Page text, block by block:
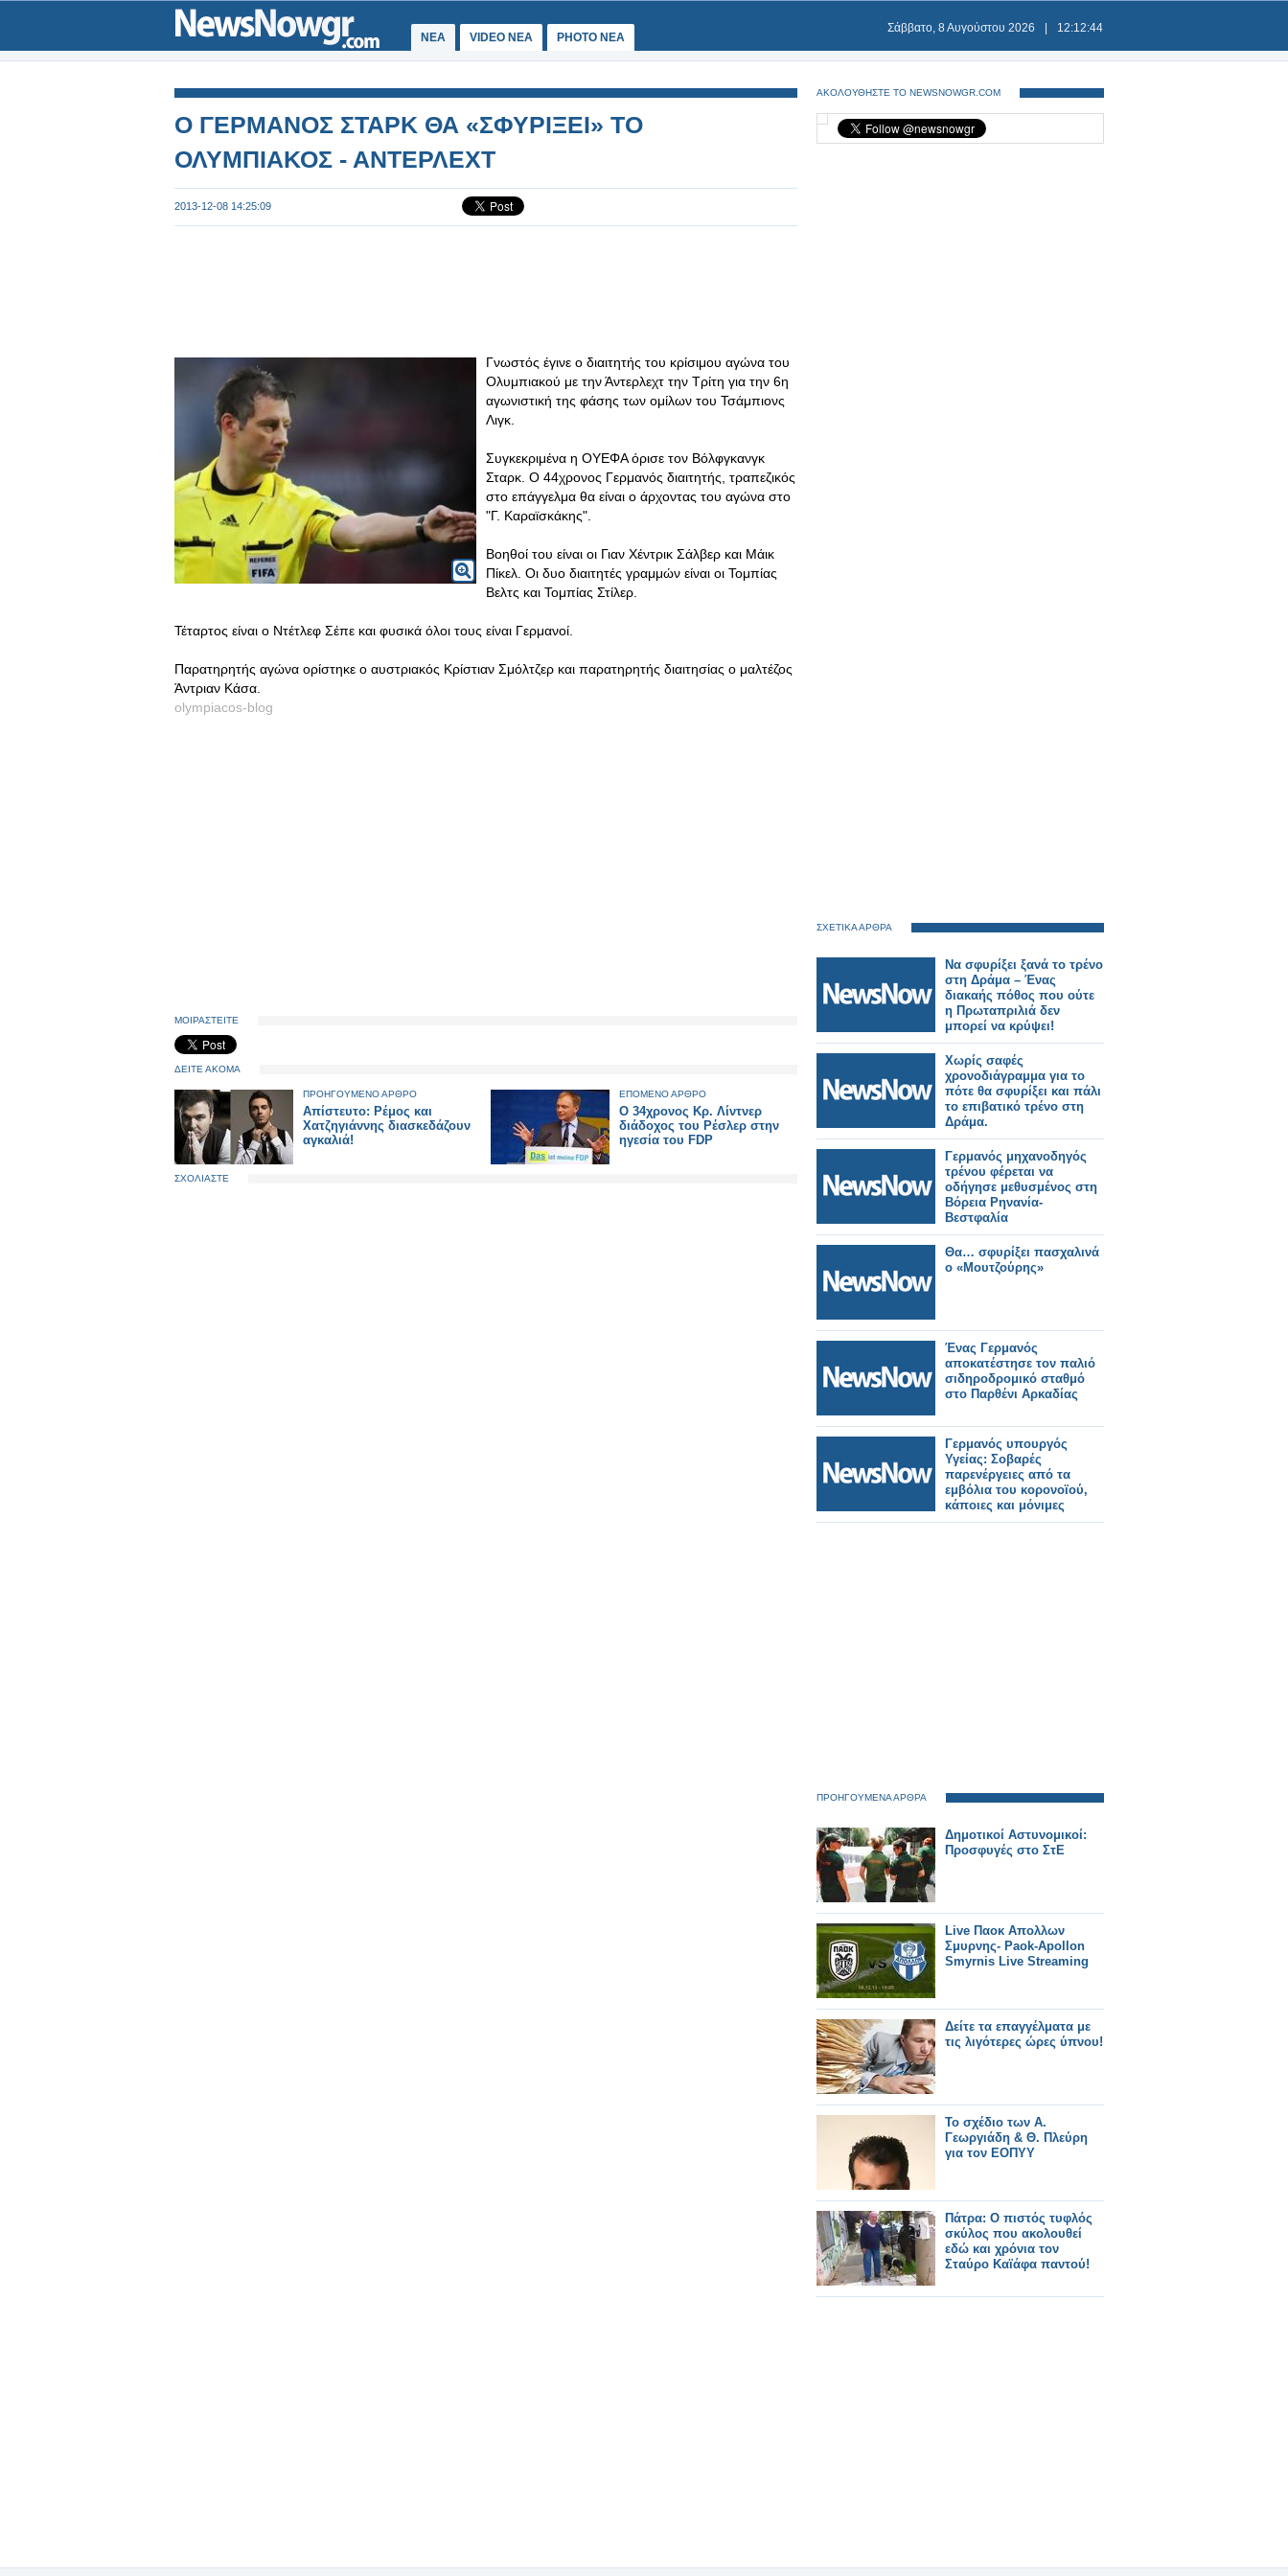
ΝΕΑ VIDEO NEA PHOTO NEA
Σάββατο, 8 Αυγούστου 2026 12:12:44
Ο ΓΕΡΜΑΝΟΣ ΣΤΑΡΚ ΘΑ «ΣΦΥΡΙΞΕΙ» ΤΟ
ΟΛΥΜΠΙΑΚΟΣ - ΑΝΤΕΡΛΕΧΤ
2013-12-08 14:25:09
Γνωστός έγινε ο διαιτητής του κρίσιμου αγώνα του
Ολυμπιακού με την Άντερλεχτ την Τρίτη για την 6η
αγωνιστική της φάσης των ομίλων του Τσάμπιονς
Λιγκ.
Συγκεκριμένα η ΟΥΕΦΑ όρισε τον Βόλφγκανγκ
Σταρκ. Ο 44χρονος Γερμανός διαιτητής, τραπεζικός
στο επάγγελμα θα είναι ο άρχοντας του αγώνα στο
"Γ. Καραϊσκάκης".
Βοηθοί του είναι οι Γιαν Χέντρικ Σάλβερ και Μάικ
Πίκελ. Οι δυο διαιτητές γραμμών είναι οι Τομπίας
Βελτς και Τομπίας Στίλερ.
Τέταρτος είναι ο Ντέτλεφ Σέπε και φυσικά όλοι τους είναι Γερμανοί.
Παρατηρητής αγώνα ορίστηκε ο αυστριακός Κρίστιαν Σμόλτζερ και παρατηρητής διαιτησίας ο μαλτέζος
Άντριαν Κάσα.
olympiacos-blog
ΜΟΙΡΑΣΤΕΙΤΕ
ΔΕΙΤΕ ΑΚΟΜΑ
ΠΡΟΗΓΟΥΜΕΝΟ ΑΡΘΡΟ
Απίστευτο: Ρέμος και
Χατζηγιάννης διασκεδάζουν
αγκαλιά!
ΕΠΟΜΕΝΟ ΑΡΘΡΟ
Ο 34χρονος Κρ. Λίντνερ
διάδοχος του Ρέσλερ στην
ηγεσία του FDP
ΣΧΟΛΙΑΣΤΕ
ΑΚΟΛΟΥΘΗΣΤΕ ΤΟ NEWSNOWGR.COM
ΣΧΕΤΙΚΑ ΑΡΘΡΑ
Να σφυρίξει ξανά το τρένο
στη Δράμα – Ένας
διακαής πόθος που ούτε
η Πρωταπριλιά δεν
μπορεί να κρύψει!
Χωρίς σαφές
χρονοδιάγραμμα για το
πότε θα σφυρίξει και πάλι
το επιβατικό τρένο στη
Δράμα.
Γερμανός μηχανοδηγός
τρένου φέρεται να
οδήγησε μεθυσμένος στη
Βόρεια Ρηνανία-
Βεστφαλία
Θα… σφυρίξει πασχαλινά
ο «Μουτζούρης»
Ένας Γερμανός
αποκατέστησε τον παλιό
σιδηροδρομικό σταθμό
στο Παρθένι Αρκαδίας
Γερμανός υπουργός
Υγείας: Σοβαρές
παρενέργειες από τα
εμβόλια του κορονοϊού,
κάποιες και μόνιμες
ΠΡΟΗΓΟΥΜΕΝΑ ΑΡΘΡΑ
Δημοτικοί Αστυνομικοί:
Προσφυγές στο ΣτΕ
Live Παοκ Απολλων
Σμυρνης- Paok-Apollon
Smyrnis Live Streaming
Δείτε τα επαγγέλματα με
τις λιγότερες ώρες ύπνου!
Το σχέδιο των Α.
Γεωργιάδη & Θ. Πλεύρη
για τον ΕΟΠΥΥ
Πάτρα: Ο πιστός τυφλός
σκύλος που ακολουθεί
εδώ και χρόνια τον
Σταύρο Καϊάφα παντού!